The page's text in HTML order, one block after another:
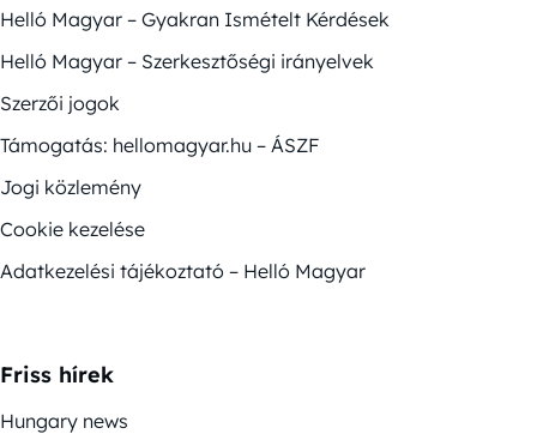
Helló Magyar – Gyakran Ismételt Kérdések
Helló Magyar – Szerkesztőségi irányelvek
Szerzői jogok
Támogatás: hellomagyar.hu – ÁSZF
Jogi közlemény
Cookie kezelése
Adatkezelési tájékoztató – Helló Magyar
Friss hírek
Hungary news